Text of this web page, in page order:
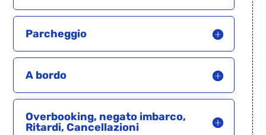
Parcheggio
A bordo
Overbooking, negato imbarco,
Ritardi, Cancellazioni